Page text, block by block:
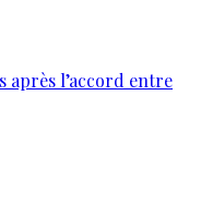
après l’accord entre